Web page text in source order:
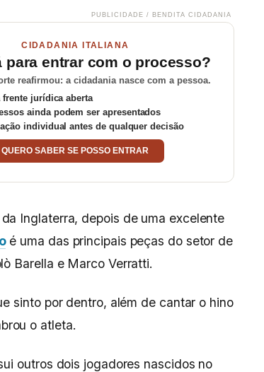
PUBLICIDADE / BENDITA CIDADANIA
CIDADANIA ITALIANA
para entrar com o processo?
reafirmou: a cidadania nasce com a pessoa.
frente jurídica aberta
ainda podem ser apresentados
individual antes de qualquer decisão
QUERO SABER SE POSSO ENTRAR
Inglaterra, depois de uma excelente
é uma das principais peças do setor de
Barella e Marco Verratti.
sinto por dentro, além de cantar o hino
o atleta.
outros dois jogadores nascidos no